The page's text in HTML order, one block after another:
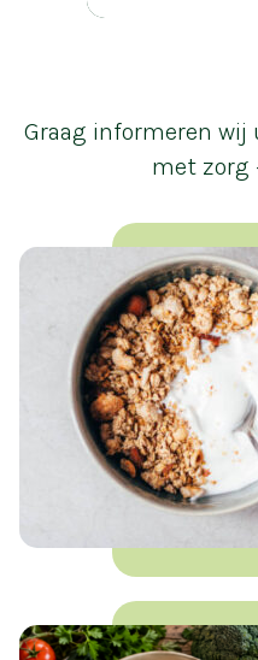
Graag informeren wij
met zorg